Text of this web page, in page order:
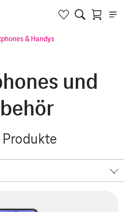
& Handys
und
Produkte